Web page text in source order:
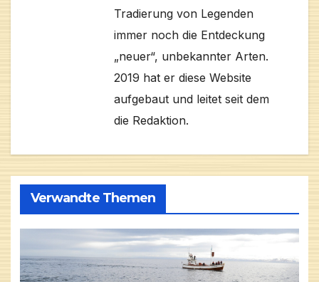
Tradierung von Legenden
immer noch die Entdeckung
„neuer“, unbekannter Arten.
2019 hat er diese Website
aufgebaut und leitet seit dem
die Redaktion.
Verwandte Themen